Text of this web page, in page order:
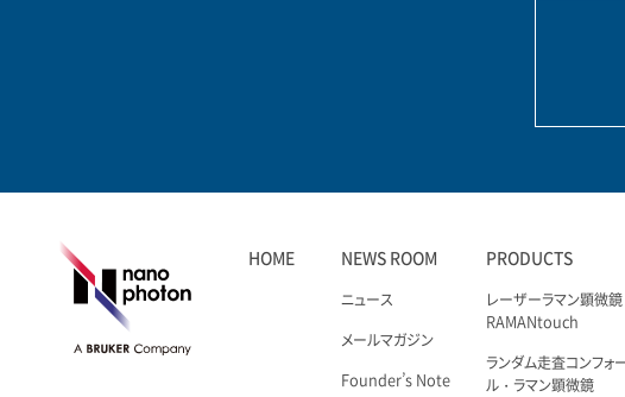
HOME NEWS ROOM
ニュース
メールマガジン
Founder’s Note
PRODUCTS
レーザーラマン顕微鏡
RAMANtouch
ランダム走査コンフォ
ル・ラマン顕微鏡